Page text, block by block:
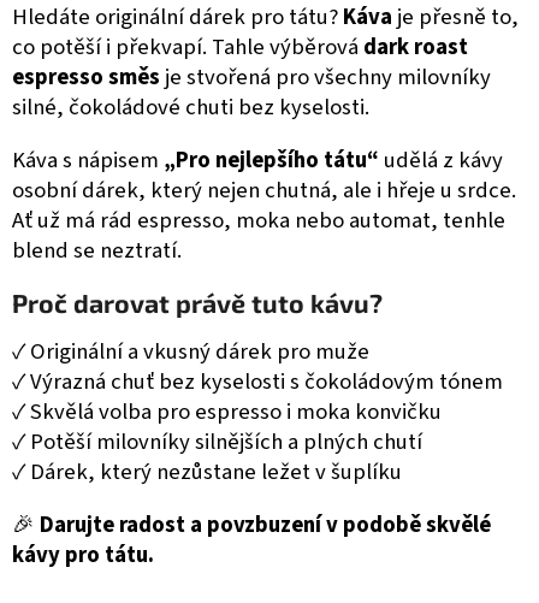
Hledáte originální dárek pro tátu?Káva je přesně to,
co potěší i překvapí. Tahle výběrová dark roast
espresso směs je stvořená pro všechny milovníky
silné, čokoládové chuti bez kyselosti.
Káva s nápisem „Pro nejlepšího tátu“ udělá z kávy
osobní dárek, který nejen chutná, ale i hřeje u srdce.
Ať už má rád espresso, moka nebo automat, tenhle
blend se neztratí.
Proč darovat právě tuto kávu?
✓ Originální a vkusný dárek pro muže
✓ Výrazná chuť bez kyselosti s čokoládovým tónem
✓ Skvělá volba pro espresso i moka konvičku
✓ Potěší milovníky silnějších a plných chutí
✓ Dárek, který nezůstane ležet v šuplíku
🎉 Darujte radost a povzbuzení v podobě skvělé
kávy pro tátu.